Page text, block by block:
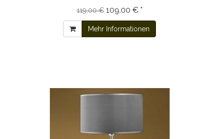
119,00 € 109,00 € *
Mehr Informationen